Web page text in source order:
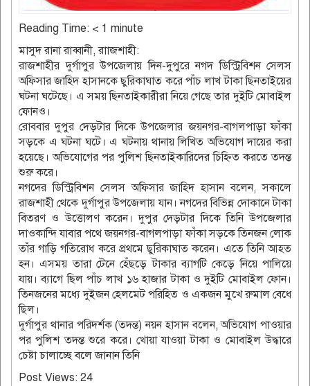
Reading Time: < 1 minute
মাসুদ রানা রাব্বানী, রাাজশাহী:
রাজশাহীর দুর্গাপুর উপজেলায় দিন-দুপুরে নগদ ডিস্ট্রিবিশন সেলস
অফিসার জাহিদ হাসানকে ছুরিকাঘাত করে পাঁচ লাখ টাকা ছিনতাইয়ের
ঘটনা ঘটেছে। এ সময় ছিনতাইকারীরা নিয়ে গেছে তার দুইটি মোবাইল
ফোনও।
রোববার দুপুর দেড়টার দিকে উপজেলার জয়নগর-বাগলপাড়া ফাঁকা
সড়কে এ ঘটনা ঘটে। এ ঘটনায় থানায় লিখিত অভিযোগ দায়ের করা
হয়েছে। অভিযোগের পর পুলিশ ছিনতাইকারিদের চিহ্নিত করতে তদন্ত
শুরু করে।
নগদের ডিস্ট্রিবিশন সেলস অফিসার জাহিদ হাসান বলেন, সকালে
রাজশাহী থেকে দুর্গাপুর উপজেলায় যান। নগদের বিভিন্ন দোকানে টাকা
বিতরণ ও উত্তোলণ করেন। দুপুর দেড়টার দিকে তিনি উপজেলার
দাওকান্দি যাবার পথে জয়নগর-বাগলপাড়া ফাঁকা সড়কে তিনজন লোক
তাঁর গাড়ি গতিরোধ করে প্রথমে ছুরিকাঘাত করেন। এতে তিনি আহত
হন। এসময় তারা টেনে হেঁছড়ে টাকার ব্যাগটি কেড়ে নিয়ে পালিয়ে
যায়। ব্যাগে ছিল পাঁচ লাখ ১৬ হাজার টাকা ও দুইটি মোবাইল ফোন।
তিনজনের মধ্যে দুইজন হেলমেট পরিহিত ও একজন মুখে রুমাল বেধে
ছিল।
দুর্গাপুর থানার পরিদর্শক (তদন্ত) নয়ন হাসান বলেন, অভিযোগ পাওয়ার
পর পুলিশ তদন্ত শুরে করে। খোয়া যাওয়া টাকা ও মোবাইল উদ্ধারে
চেষ্টা চালাচ্ছে বলে জানান তিনি
Post Views: 24